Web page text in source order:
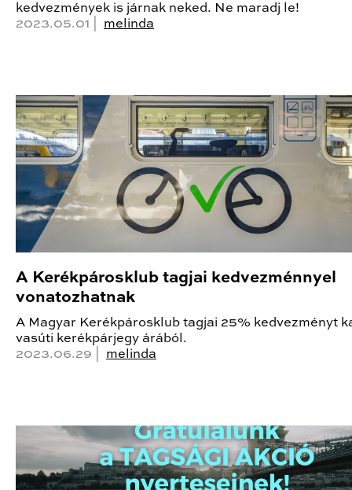
kedvezmények is járnak neked. Ne maradj le!
2023.05.01 | melinda
A Kerékpárosklub tagjai kedvezménnyel
vonatozhatnak
A Magyar Kerékpárosklub tagjai 25% kedvezményt
vasúti kerékpárjegy árából.
2023.06.29 | melinda